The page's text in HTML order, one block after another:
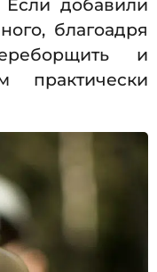
Если добавили
благоадря
и